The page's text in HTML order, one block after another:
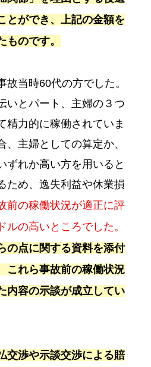
とができ、上記の金額を
ものです。
故当時60代の方でした。
いとパート、主婦の３つ
精力的に稼働されていま
、主婦としての算定か、
ずれか高い方を用いると
ため、逸失利益や休業損
前の稼働状況が適正に評
ルの高いところでした。
の点に関する資料を添付
これら事故前の稼働状況
内容の示談が成立してい
交渉や示談交渉による賠